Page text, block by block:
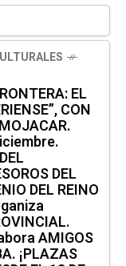
EL
CON
DEL
DEL REINO
AMIGOS
¡PLAZAS